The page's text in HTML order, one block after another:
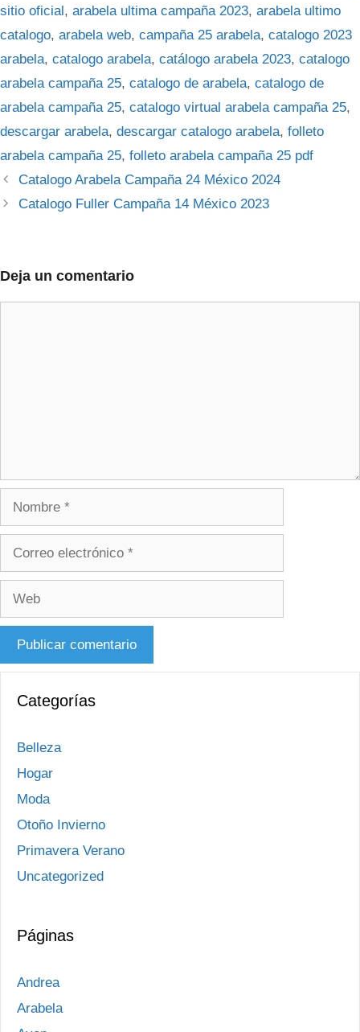
sitio oficial , arabela ultima campaña 2023, arabela ultimo
catalogo, arabela web, campaña 25 arabela, catalogo 2023
arabela, catalogo arabela, catálogo arabela 2023, catalogo
arabela campaña 25, catalogo de arabela, catalogo de
arabela campaña 25, catalogo virtual arabela campaña 25,
descargar arabela, descargar catalogo arabela, folleto
arabela campaña 25, folleto arabela campaña 25 pdf
Catalogo Arabela Campaña 24 México 2024
Catalogo Fuller Campaña 14 México 2023
Deja un comentario
Nombre
Correo
Web
Categorías
Belleza
Hogar
Moda
Otoño Invierno
Primavera Verano
Uncategorized
Páginas
Andrea
Arabela